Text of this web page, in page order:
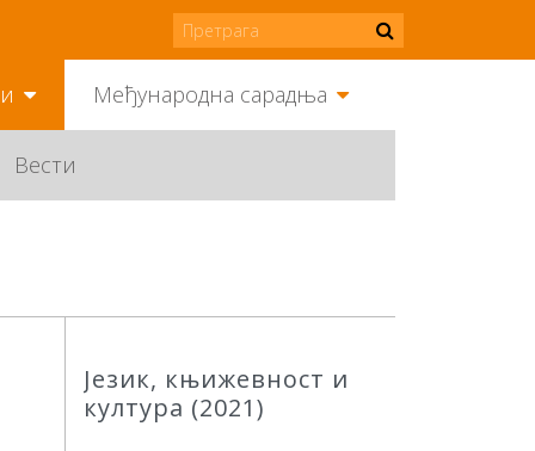
Међународна сарадња
Вести
Језик, књижевност и
култура (2021)